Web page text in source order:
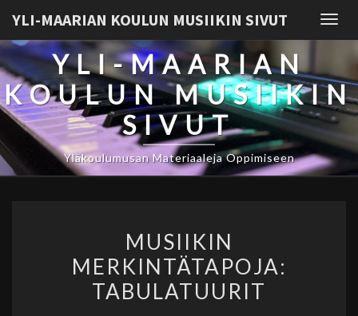
YLI-MAARIAN KOULUN MUSIIKIN SIVUT
YLI-MAARIAN
KOULUN MUSIIKIN
SIVUT
Yläkoulumusan Materiaaleja Oppimiseen
MERKINTÄTAPOJA:
TABULATUURIT
MUSIIKIN
MERKINTÄTAPOJA:
TABULATUURIT